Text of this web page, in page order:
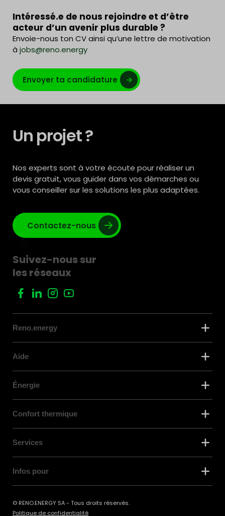
Intéressé.e de nous rejoindre et d’être
acteur d’un avenir plus durable ?
Envoie-nous ton CV ainsi qu’une lettre de motivation
à jobs@reno.energy
Envoyer ta candidature
Un projet ?
Nos experts sont à votre écoute pour réaliser un
devis gratuit, vous guider dans vos démarches ou
vous conseiller sur les solutions les plus adaptées.
Contactez-nous
Suivez-nous sur
les réseaux
Reno.energy
Aide
Énergie
Confort thermique
Services
Infos pour
© RENO.ENERGY SA - Tous droits réservés.
Politique de confidentialité